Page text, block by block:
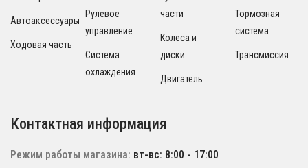
Автоаксессуары
Ходовая часть
Рулевое
управление
Система
охлаждения
части
Колеса и
диски
Двигатель
Тормозная
система
Трансмиссия
Контактная информация
Режим работы магазина: вт-вс: 8:00 - 17:00